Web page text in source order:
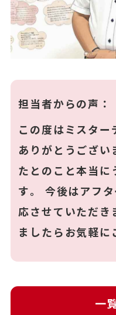
担当者からの声：
この度はミスター
ありがとうござい
たとのこと本当に
す。 今後はアフ
応させていただき
ましたらお気軽に
一